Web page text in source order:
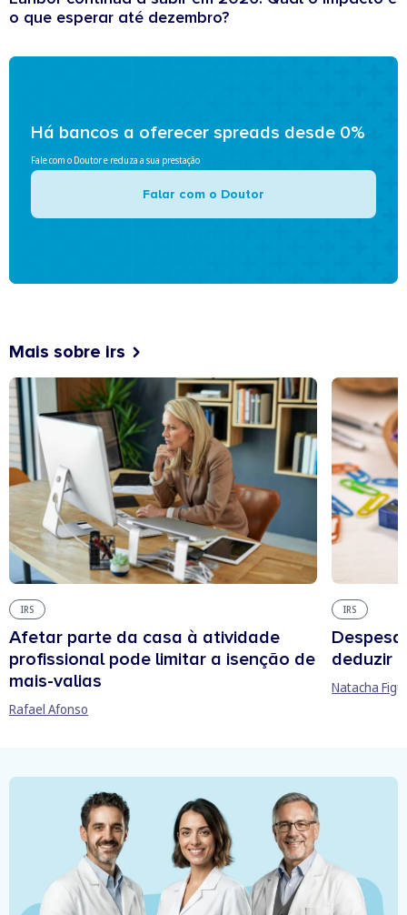
o que esperar até dezembro?
Há bancos a oferecer spreads desde 0%
Fale com o Doutor e reduza a sua prestação
Falar com o Doutor
Mais sobre irs
IRS
Afetar parte da casa à atividade
profissional pode limitar a isenção de
mais-valias
Rafael Afonso
IRS
deduzir
Natacha